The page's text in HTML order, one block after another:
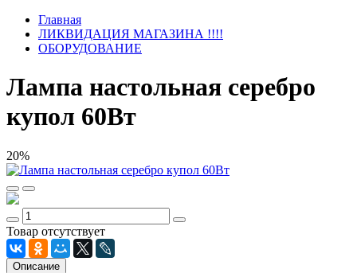
Главная
ЛИКВИДАЦИЯ МАГАЗИНА !!!!
ОБОРУДОВАНИЕ
Лампа настольная серебро
купол 60Вт
20%
Товар отсутствует
Описание